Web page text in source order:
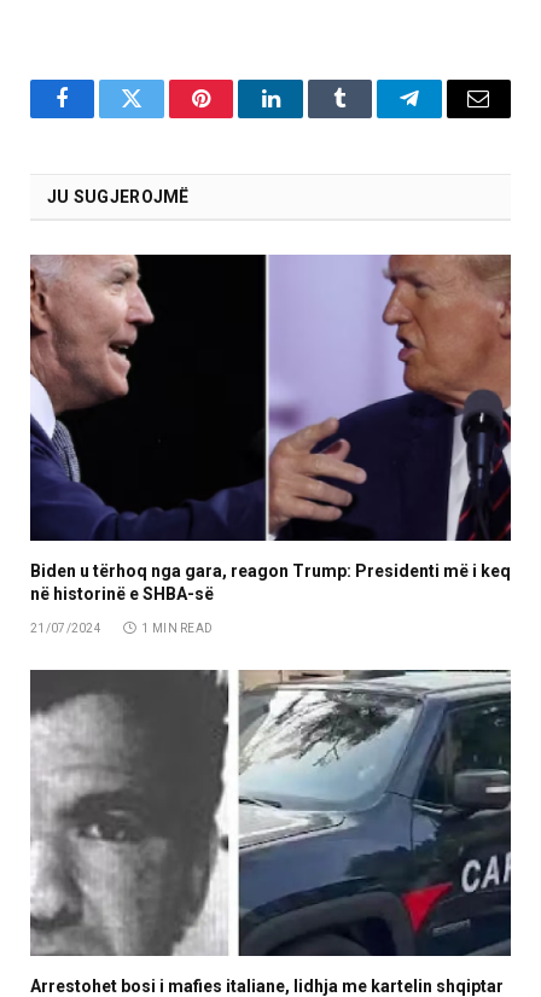
FacebookTwitter PinterestLinkedInTumblr TelegramEmail
JU SUGJEROJMË
Biden u tërhoq nga gara, reagon Trump: Presidenti më i keq
në historinë e SHBA-së
21/07/2024 1 MIN READ
Arrestohet bosi i mafies italiane, lidhja me kartelin shqiptar